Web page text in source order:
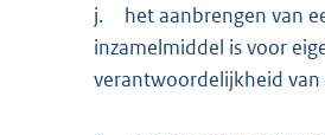
j.
het aanbrengen van
inzamelmiddel is voor
verantwoordelijkheid van